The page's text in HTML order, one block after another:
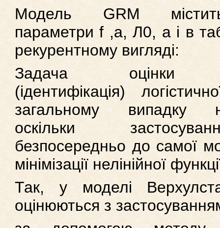
Модель GRM
параметри f ,а, Л0, а і в
рекурентному вигляді:
Задача оцінки
(ідентифікація)
загальному випадку
оскільки
безпосередньо до самої
мінімізації нелінійної
Так, у моделі
оцінюються з